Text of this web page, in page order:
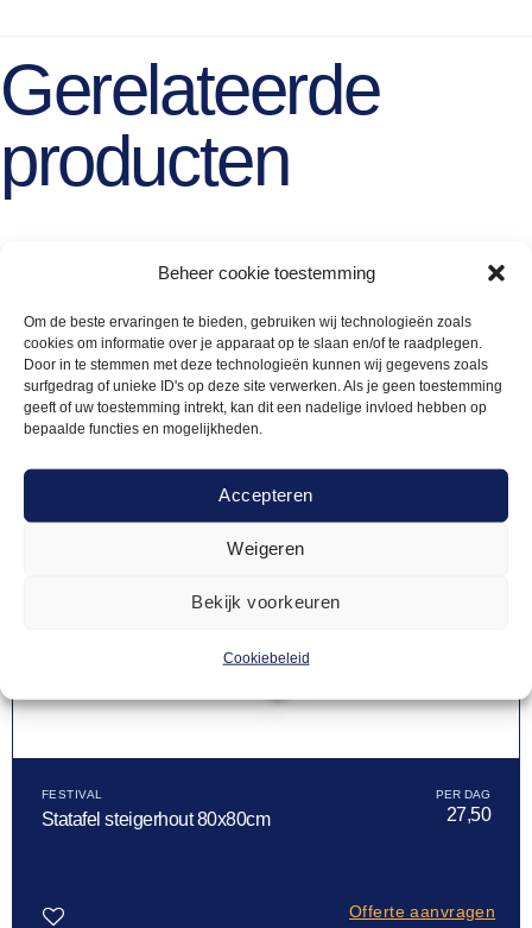
Beheer cookie toestemming
Om de beste ervaringen te bieden, gebruiken wij technologieën zoals
cookies om informatie over je apparaat op te slaan en/of te raadplegen.
Door in te stemmen met deze technologieën kunnen wij gegevens zoals
surfgedrag of unieke ID's op deze site verwerken. Als je geen toestemming
geeft of uw toestemming intrekt, kan dit een nadelige invloed hebben op
bepaalde functies en mogelijkheden.
Accepteren
Weigeren
Bekijk voorkeuren
Cookiebeleid
Gerelateerde
producten
FESTIVAL
Statafel steigerhout 80x80cm 27,50
Offerte aanvragen